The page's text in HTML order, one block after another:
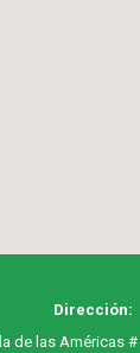
Dirección:
de las Américas